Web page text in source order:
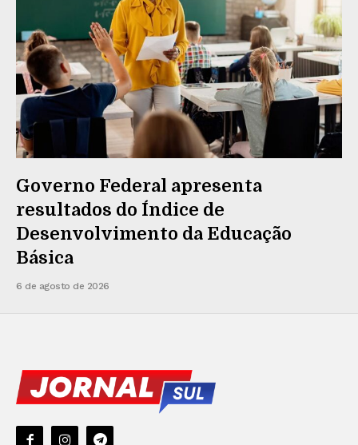
Governo Federal apresenta
resultados do Índice de
Desenvolvimento da Educação
Básica
6 de agosto de 2026